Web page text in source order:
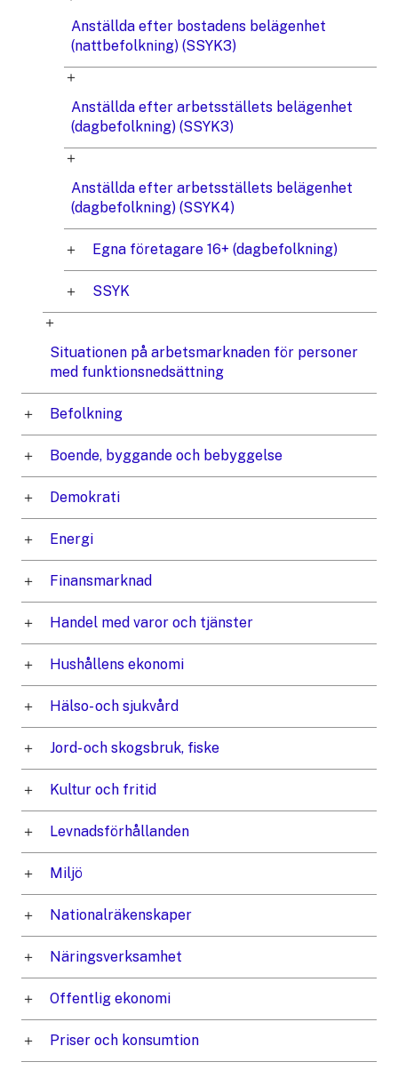
Anställda efter bostadens belägenhet
(nattbefolkning) (SSYK3)
Anställda efter arbetsställets belägenhet
(dagbefolkning) (SSYK3)
Anställda efter arbetsställets belägenhet
(dagbefolkning) (SSYK4)
Egna företagare 16+ (dagbefolkning)
SSYK
Situationen på arbetsmarknaden för personer
med funktionsnedsättning
Befolkning
Boende, byggande och bebyggelse
Demokrati
Energi
Finansmarknad
Handel med varor och tjänster
Hushållens ekonomi
Hälso- och sjukvård
Jord- och skogsbruk, fiske
Kultur och fritid
Levnadsförhållanden
Miljö
Nationalräkenskaper
Näringsverksamhet
Offentlig ekonomi
Priser och konsumtion